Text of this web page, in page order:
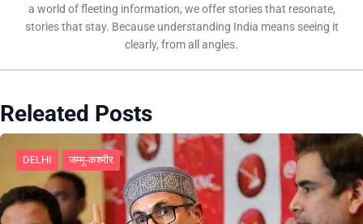
a world of fleeting information, we offer stories that resonate,
stories that stay. Because understanding India means seeing it
clearly, from all angles.
Releated Posts
DELHI जम्मू-कश्मीर